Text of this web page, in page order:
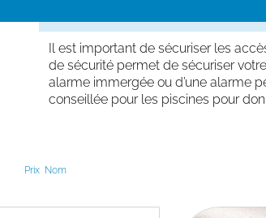
Il est important de sécuriser les
de sécurité permet de sécuriser
alarme immergée ou d’une alarme
conseillée pour les piscines pour
Prix Nom